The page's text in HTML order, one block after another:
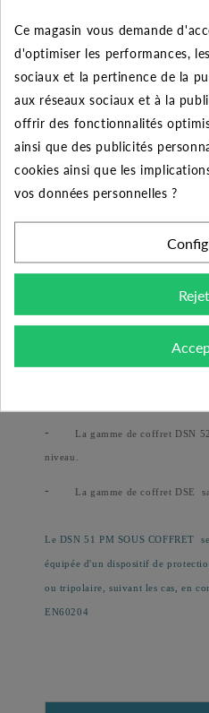
gammes :
- DSN 51 PM SOUS COFFRET
- Coffret DSN 51/12 T avec
- Coffret DSN 51/18 T avec
Coffret DSN 51/40 T avec
sans
- La gamme de coffret DSN
niveau.
- La gamme de coffret DSE
Le DSN 51 PM SOUS COFFRET
équipée d'un dispositif de
ou tripolaire, suivant les cas, en
EN60204
Ce magasin vous demande
d'optimiser les performances,
sociaux et la pertinence de la
aux réseaux sociaux et à la
offrir des fonctionnalités
ainsi que des publicités
cookies ainsi que les
vos données personnelles ?